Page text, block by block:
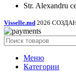
Str. Alexandru
Visselle.md 2026
Меню
Категории